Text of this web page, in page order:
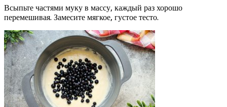
Всыпьте частями муку в массу, каждый раз хорошо
перемешивая. Замесите мягкое, густое тесто.